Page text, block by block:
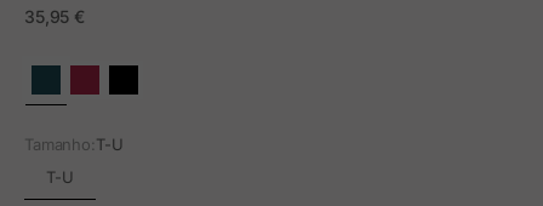
Preço em promoção
35,95 €
Tamanho:T-U
T-U